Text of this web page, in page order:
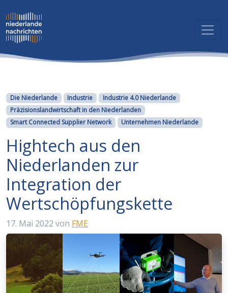
Kategorien
Die Niederlande Industrie
Industrie 4.0 Niederlande
Präzisionslandwirtschaft in den Niederlanden
Smart Connected Supplier Network
Unternehmen Niederlande
Hightech aus den
Niederlanden zur
Integration der
Wertschöpfungskette
17. Mai 2022 von FME